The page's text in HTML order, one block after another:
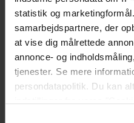
statistik og
samarbejdspartnere, der
at vise dig målrettede
annonce- og
tjenester. Se mere
persondatapolitik. Du kan